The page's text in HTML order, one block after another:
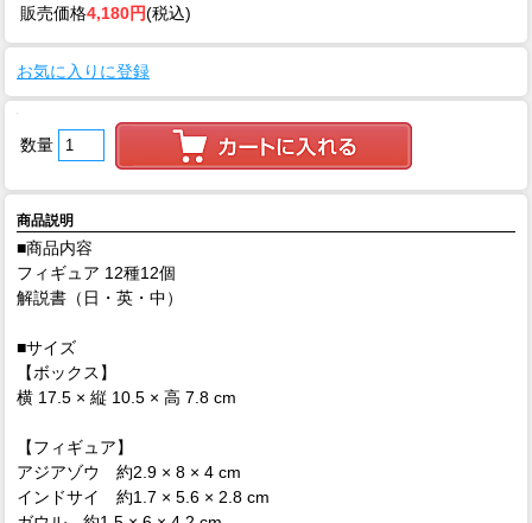
販売価格4,180円(税込)
お気に入りに登録
数量
商品説明
■商品内容
フィギュア 12種12個
解説書（日・英・中）
■サイズ
【ボックス】
横 17.5 × 縦 10.5 × 高 7.8 cm
【フィギュア】
アジアゾウ 約2.9 × 8 × 4 cm
インドサイ 約1.7 × 5.6 × 2.8 cm